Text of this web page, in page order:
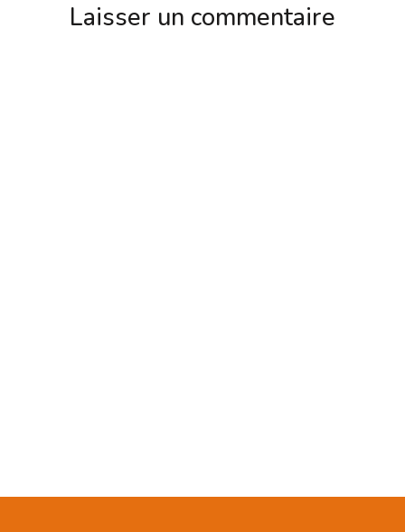
Laisser un commentaire